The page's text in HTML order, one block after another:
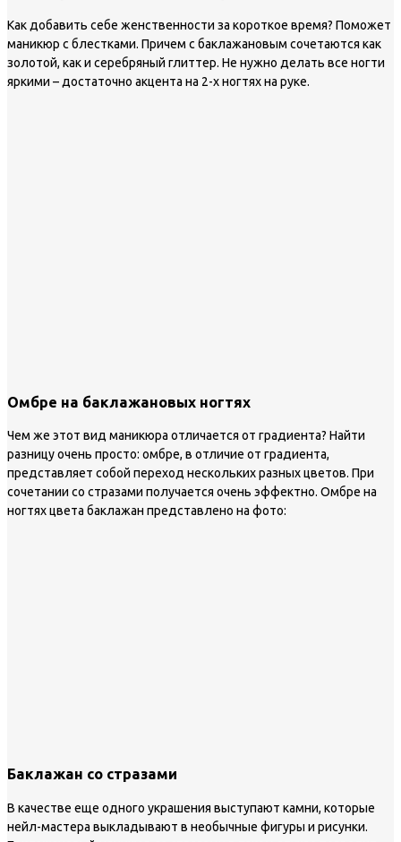
Как добавить себе женственности за короткое время? Поможет
маникюр с блестками. Причем с баклажановым сочетаются как
золотой, как и серебряный глиттер. Не нужно делать все ногти
яркими – достаточно акцента на 2-х ногтях на руке.
Омбре на баклажановых ногтях
Чем же этот вид маникюра отличается от градиента? Найти
разницу очень просто: омбре, в отличие от градиента,
представляет собой переход нескольких разных цветов. При
сочетании со стразами получается очень эффектно. Омбре на
ногтях цвета баклажан представлено на фото:
Баклажан со стразами
В качестве еще одного украшения выступают камни, которые
нейл-мастера выкладывают в необычные фигуры и рисунки.